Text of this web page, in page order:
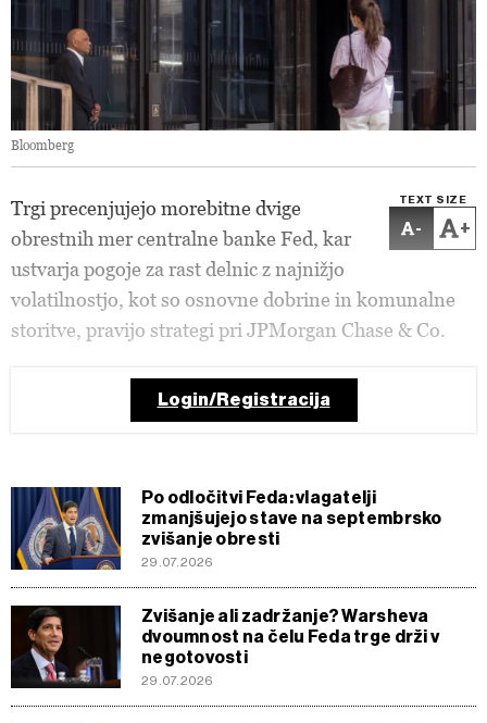
Bloomberg
TEXT SIZE
- +
Trgi precenjujejo morebitne dvige
obrestnih mer centralne banke Fed, kar
ustvarja pogoje za rast delnic z najnižjo
volatilnostjo, kot so osnovne dobrine in komunalne
storitve, pravijo strategi pri JPMorgan Chase & Co.
Login/Registracija
Po odločitvi Feda: vlagatelji
zmanjšujejo stave na septembrsko
zvišanje obresti
29.07.2026
Zvišanje ali zadržanje? Warsheva
dvoumnost na čelu Feda trge drži v
negotovosti
29.07.2026